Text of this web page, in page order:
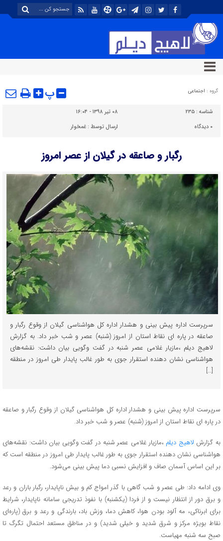
گروه : اجتماعی پ
شناسه : ۲۳۵
۰۸ تیر ۱۳۹۸ - ۱۶:۰۴
۰ دیدگاه ارسال توسط :غمخوار
رگبار و صاعقه در گیلان از عصر امروز
سرپرست اداره پیش بینی و هشدار اداره کل هواشناسی گیلان از وقوع رگبار و
صاعقه در پاره ای نقاط استان از امروز (شنبه) عصر و شب خبر داد. به گزارش
لاهیج دیلم ،مازیار غلامی عصر شنبه در گفت وگویی بیان داشت: نقشه‌های
هواشناسی نشان دهنده استقرار جوی به طور غالب پایدار طی امروز در منطقه
[…]
سرپرست اداره پیش بینی و هشدار اداره کل هواشناسی گیلان از وقوع رگبار و صاعقه
در پاره ای نقاط استان از امروز (شنبه) عصر و شب خبر داد.
به گزارش لاهیج دیلم ،مازیار غلامی عصر شنبه در گفت وگویی بیان داشت: نقشه‌های
هواشناسی نشان دهنده استقرار جوی به طور غالب پایدار طی امروز در منطقه است که
بر این اساس آسمان صاف و افزایش نسبی دما پیش بینی می‌شود.
وی ادامه داد: طی عصر و شب گاهی با گذر امواج کم و بیش ناپایدار، رگبار باران و رعد
و برق دور از انتظار نیست و از فردا (یکشنبه) با نفوذ تدریجی سامانه ناپایدار، شرایط
برای ابرناکی، مه آلود بودن هوا، کاهش دما، وزش باد، بارندگی و رعد و برق (پاره‌ای
نقاط بویژه مرکز و شرق شدید و خیلی شدید) و در مناطق مستعد احتمال تگرگ تا
صبح سه شنبه مهیاست.